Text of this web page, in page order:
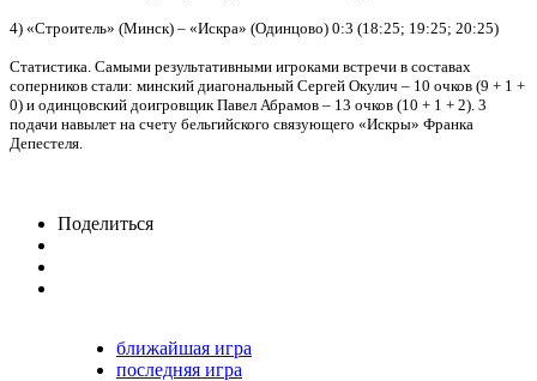
4) «Строитель» (Минск) – «Искра» (Одинцово) 0:3 (18:25; 19:25; 20:25)
Статистика. Самыми результативными игроками встречи в составах
соперников стали: минский диагональный Сергей Окулич – 10 очков (9 + 1 +
0) и одинцовский доигровщик Павел Абрамов – 13 очков (10 + 1 + 2). 3
подачи навылет на счету бельгийского связующего «Искры» Франка
Депестеля.
Поделиться
ближайшая игра
последняя игра